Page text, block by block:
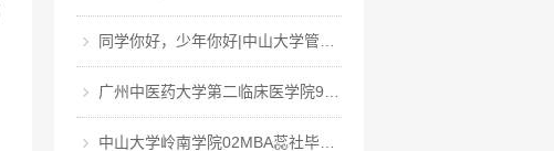
同学你好，少年你好|中山大学管理学院2011届研究生三班毕业12周年同学聚会
广州中医药大学第二临床医学院98级相识25周年同学聚会
中山大学岭南学院02MBA蕊社毕业20周年同学聚会|一生一世，中大百年回眸，岭南廿载聚首